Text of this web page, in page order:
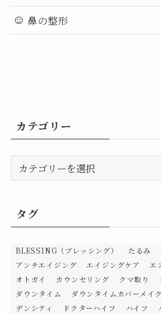
鼻の整形
カテゴリー
テ
リ
ー
タグ
BLESSING（ブレッシング） たるみ
アンチエイジング
エイジングケア エ
オトガイ
カウンセリング クマ取り
ダウンタイム
ダウンタイムカバーメイク
デンシティ
ドクターハイフ ハイフ